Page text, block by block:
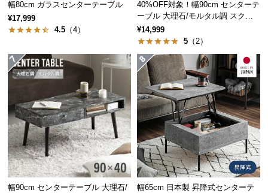
ー
ビ
ス
つ
い
て
搬
入
経
路
に
つ
伝統と信頼のデンマークデザイン
家具づくりの長い歴史を持つデンマーク。家具の本
場にて丁寧に作り上げられたこだわりの一台です。
幅80cm ガラスセンターテーブル
¥17,999
4.5 （4）
40%OFF対象！幅90cm センターテ
ーブル 大理石/モルタル調 スクエ
アレッグ 安心面取り加工
¥14,999
5 （2）
幅90cm センターテーブル 大理石/
幅65cm 日本製 昇降式センターテ